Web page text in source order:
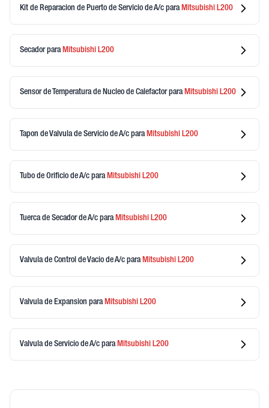
Kit de Reparacion de Puerto de Servicio de A/c para Mitsubishi L200
Secadorpara Mitsubishi L200
Sensor de Temperatura de Nucleo de Calefactorpara Mitsubishi L200
Tapon de Valvula de Servicio de A/c para Mitsubishi L200
Tubo de Orificio de A/c para Mitsubishi L200
Tuerca de Secador de A/c para Mitsubishi L200
Valvula de Control de Vacio de A/c para Mitsubishi L200
Valvula de Expansion para Mitsubishi L200
Valvula de Servicio de A/c para Mitsubishi L200